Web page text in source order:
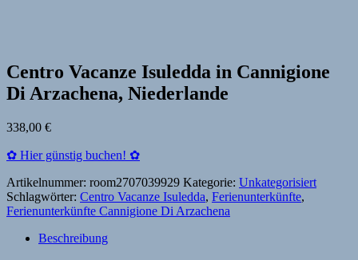
Centro Vacanze Isuledda in Cannigione
Di Arzachena, Niederlande
338,00 €
✿ Hier günstig buchen! ✿
Artikelnummer: room2707039929 Kategorie: Unkategorisiert
Schlagwörter: Centro Vacanze Isuledda, Ferienunterkünfte,
Ferienunterkünfte Cannigione Di Arzachena
Beschreibung